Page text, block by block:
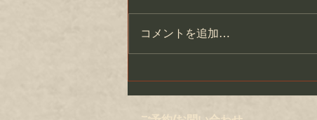
マジックショー！～まさゆき
コメントを追加…